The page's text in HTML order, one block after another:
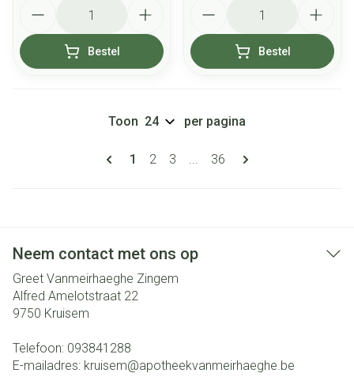
Bestel Bestel
Pagina's
U lees momenteel pagina
1 Pagina
2 Pagina
3 ... Pagina
36
Toon per pagina
Neem contact met ons op
Greet Vanmeirhaeghe Zingem
Alfred Amelotstraat 22
9750 Kruisem
Telefoon: 093841288
E-mailadres: kruisem@apotheekvanmeirhaeghe.be